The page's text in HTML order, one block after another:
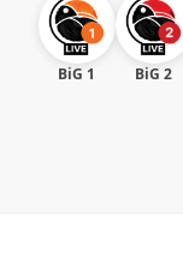
BiG 1 BiG 2